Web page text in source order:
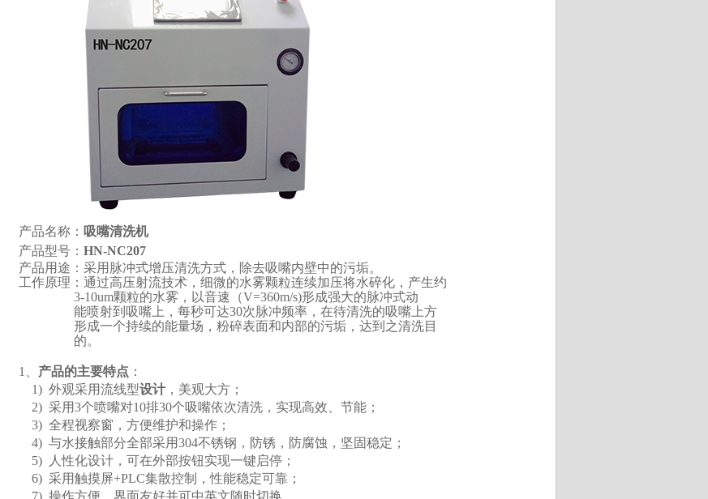
产品名称 ： 吸嘴清洗机
产品型号： HN-NC207
产品用途：采用脉冲式增压清洗方式，除去吸嘴内壁中的污垢。
工作原理：通过高压射流技术，细微的水雾颗粒连续加压将水碎化，产生约
3-10um颗粒的水雾，以音速（V=360m/s)形成强大的脉冲式动
能喷射到吸嘴上，每秒可达30次脉冲频率，在待清洗的吸嘴上方
形成一个持续的能量场，粉碎表面和内部的污垢，达到之清洗目
的。
1、 产品的主要特点 ：
1) 外观采用流线型设计 ，美观大方；
2) 采用3个喷嘴对10排30个吸嘴依次清洗，实现高效、节能；
3) 全程视察窗，方便维护和操作；
4) 与水接触部分全部采用304不锈钢，防锈，防腐蚀，坚固稳定；
5)
人性化设计，可在外部按钮实现一键启停；
6) 采用触摸屏+PLC集散控制，性能稳定可靠；
7) 操作方便，界面友好并可中英文随时切换。